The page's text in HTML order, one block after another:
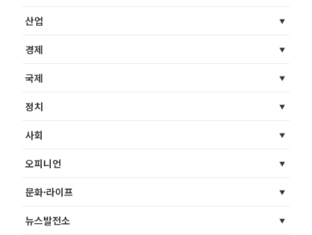
산업
경제
국제
정치
사회
오피니언
문화·라이프
뉴스발전소